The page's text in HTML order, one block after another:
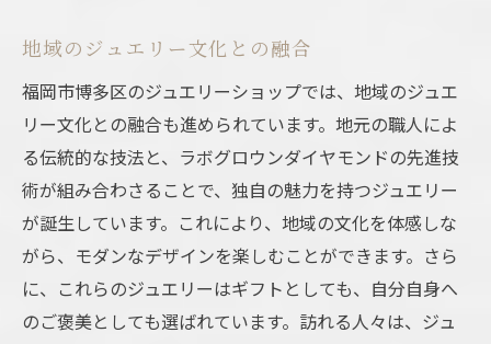
地域のジュエリー文化との融合
福岡市博多区のジュエリーショップでは、地域のジュエ
リー文化との融合も進められています。地元の職人によ
る伝統的な技法と、ラボグロウンダイヤモンドの先進技
術が組み合わさることで、独自の魅力を持つジュエリー
が誕生しています。これにより、地域の文化を体感しな
がら、モダンなデザインを楽しむことができます。さら
に、これらのジュエリーはギフトとしても、自分自身へ
のご褒美としても選ばれています。訪れる人々は、ジュ